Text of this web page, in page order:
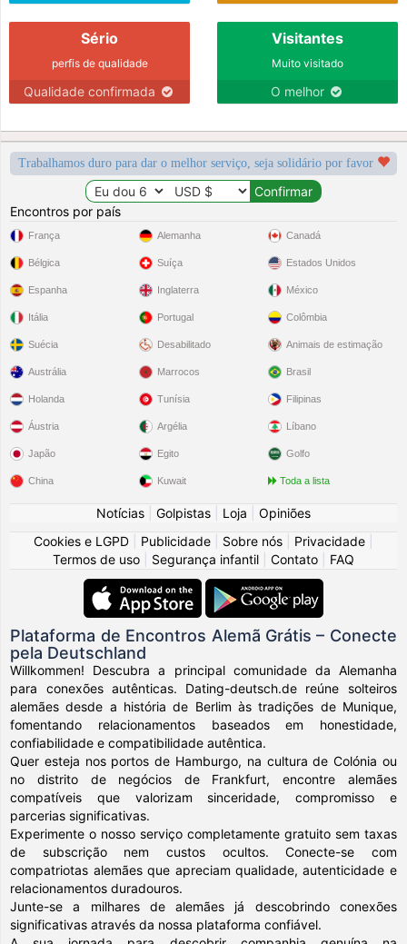
Sério
perfis de qualidade
Qualidade confirmada
Visitantes
Muito visitado
O melhor
Trabalhamos duro para dar o melhor serviço, seja solidário por favor
Encontros por país
França
Bélgica
Espanha
Itália
Suécia
Alemanha
Suíça
Inglaterra
Portugal
Desabilitado
Canadá
Estados Unidos
México
Colômbia
Animais de estimação
Austrália
Holanda
Áustria
Japão
China
Marrocos
Tunísia
Argélia
Egito
Kuwait
Brasil
Filipinas
Líbano
Golfo
Toda a lista
Notícias Golpistas Loja
Opiniões
Cookies e LGPD
Publicidade Sobre nós Privacidade
Termos de uso
Segurança infantil Contato FAQ
Plataforma de Encontros Alemã Grátis – Conecte
pela Deutschland
Willkommen! Descubra a principal comunidade da Alemanha
para conexões autênticas. Dating-deutsch.de reúne solteiros
alemães desde a história de Berlim às tradições de Munique,
fomentando relacionamentos baseados em honestidade,
confiabilidade e compatibilidade autêntica.
Quer esteja nos portos de Hamburgo, na cultura de Colónia ou
no distrito de negócios de Frankfurt, encontre alemães
compatíveis que valorizam sinceridade, compromisso e
parcerias significativas.
Experimente o nosso serviço completamente gratuito sem taxas
de subscrição nem custos ocultos. Conecte-se com
compatriotas alemães que apreciam qualidade, autenticidade e
relacionamentos duradouros.
Junte-se a milhares de alemães já descobrindo conexões
significativas através da nossa plataforma confiável.